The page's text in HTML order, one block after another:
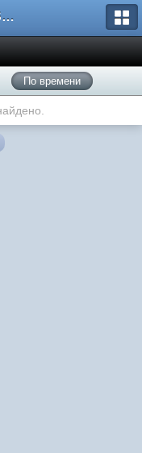
Форум UnitedSouth
По времени